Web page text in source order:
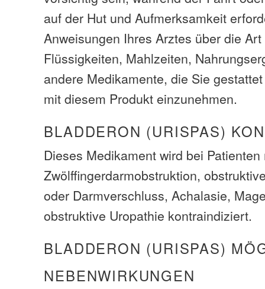
auf der Hut und Aufmerksamkeit
Anweisungen Ihres Arztes über die
Flüssigkeiten, Mahlzeiten,
andere Medikamente, die Sie
mit diesem Produkt einzunehmen.
BLADDERON (URISPAS)
Dieses Medikament wird bei
Zwölffingerdarmobstruktion,
oder Darmverschluss, Achalasie,
obstruktive Uropathie kontraindiziert.
BLADDERON (URISPAS)
NEBENWIRKUNGEN